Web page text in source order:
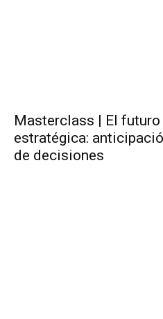
Masterclass | El
estratégica:
de decisiones